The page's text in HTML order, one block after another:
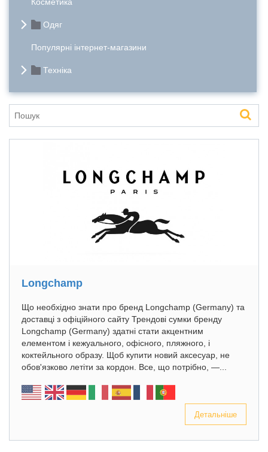
Одяг
Популярні інтернет-магазини
Техніка
Longchamp
Що необхідно знати про бренд Longchamp (Germany) та
доставці з офіційного сайту Трендові сумки бренду
Longchamp (Germany) здатні стати акцентним
елементом і кежуального, офісного, пляжного, і
коктейльного образу. Щоб купити новий аксесуар, не
обов'язково летіти за кордон. Все, що потрібно, —...
Детальніше